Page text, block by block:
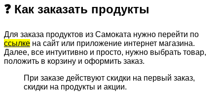
❓ Как заказать продукты
Для заказа продуктов из Самоката нужно перейти по
ссылке на сайт или приложение интернет магазина.
Далее, все интуитивно и просто, нужно выбрать товар,
положить в корзину и оформить заказ.
При заказе действуют скидки на первый заказ,
скидки на продукты и акции.